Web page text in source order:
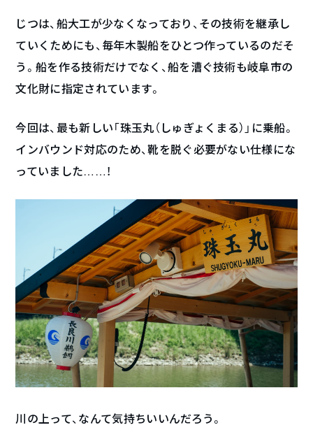
じつは、船大工が少なくなっており、その技術を継承し
ていくためにも、毎年木製船をひとつ作っているのだそ
う。船を作る技術だけでなく、船を漕ぐ技術も岐阜市の
文化財に指定されています。
今回は、最も新しい「珠玉丸（しゅぎょくまる）」に乗船。
インバウンド対応のため、靴を脱ぐ必要がない仕様にな
っていました……！
川の上って、なんて気持ちいいんだろう。